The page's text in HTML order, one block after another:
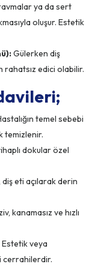
ya da sert
oluşur. Estetik
Gülerken diş
edici olabilir.
temel sebebi
temizlenir.
dokular özel
eti açılarak derin
kanamasız ve hızlı
Estetik veya
cerrahilerdir.